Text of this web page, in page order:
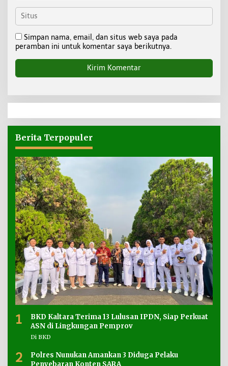
Simpan nama, email, dan situs web saya pada
peramban ini untuk komentar saya berikutnya.
Berita Terpopuler
1
BKD Kaltara Terima 13 Lulusan IPDN, Siap Perkuat
ASN di Lingkungan Pemprov
Di BKD
2
Polres Nunukan Amankan 3 Diduga Pelaku
Penyebaran Konten SARA